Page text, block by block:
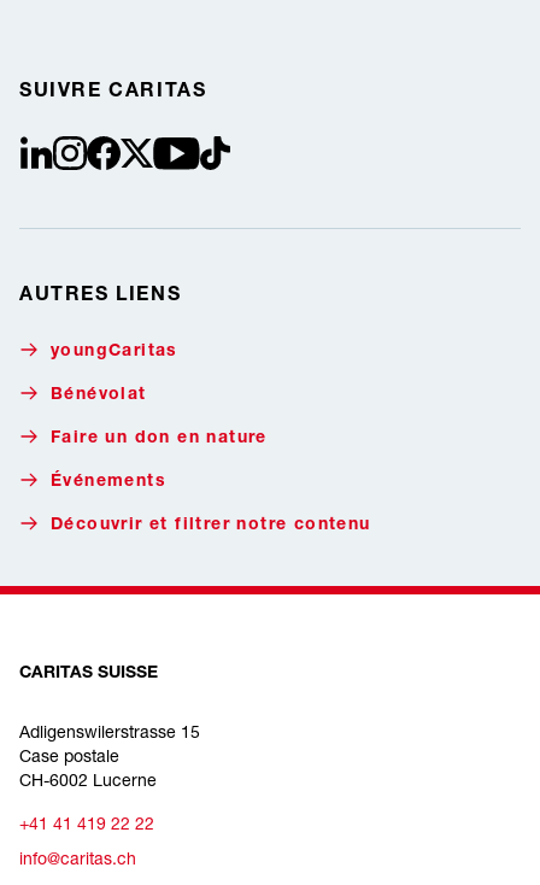
SUIVRE CARITAS
linkedininstagram
facebookTwitter / X
youtube
tiktok
AUTRES LIENS
youngCaritas
Bénévolat
Faire un don en nature
Événements
Découvrir et filtrer notre contenu
CARITAS SUISSE
Adligenswilerstrasse 15
Case postale
CH-6002 Lucerne
+41 41 419 22 22
info@caritas.ch